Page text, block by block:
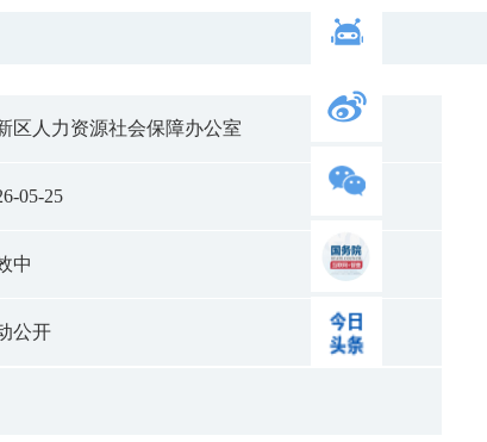
区人力资源社会保障办公室
05-25
中
公开